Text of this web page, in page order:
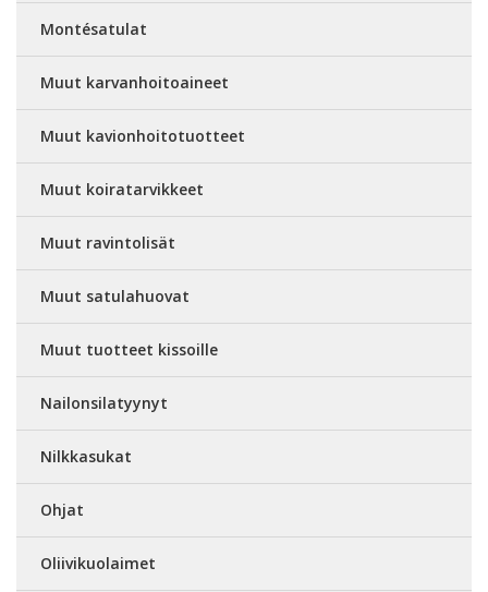
Montésatulat
Muut karvanhoitoaineet
Muut kavionhoitotuotteet
Muut koiratarvikkeet
Muut ravintolisät
Muut satulahuovat
Muut tuotteet kissoille
Nailonsilatyynyt
Nilkkasukat
Ohjat
Oliivikuolaimet